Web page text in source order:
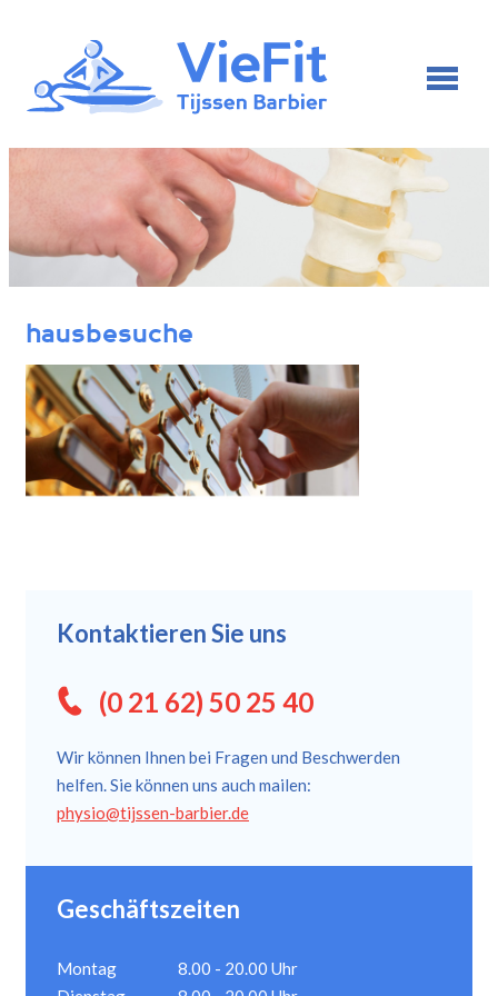
hausbesuche
Kontaktieren Sie uns
(0 21 62) 50 25 40
Wir können Ihnen bei Fragen und Beschwerden
helfen. Sie können uns auch mailen:
physio@tijssen-barbier.de
Geschäftszeiten
Montag
8.00 - 20.00 Uhr